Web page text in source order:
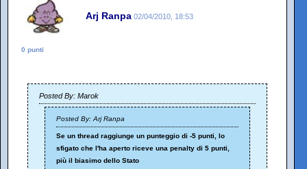
Arj Ranpa 02/04/2010, 18:53
0 punti
Posted By: Marok
Posted By: Arj Ranpa
Se un thread raggiunge un punteggio di -5 punti, lo
sfigato che l'ha aperto riceve una penalty di 5 punti,
più il biasimo dello Stato